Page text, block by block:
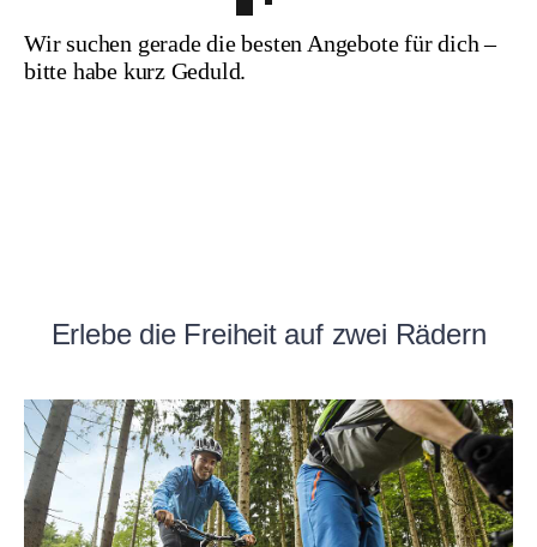
Wir suchen gerade die besten Angebote für dich –
bitte habe kurz Geduld.
Erlebe die Freiheit auf zwei Rädern